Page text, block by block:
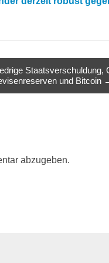
Staatsverschuldung,
und Bitcoin
abzugeben.